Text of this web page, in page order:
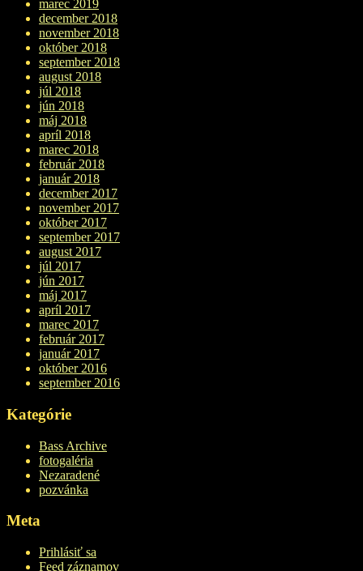
marec 2019
december 2018
november 2018
október 2018
september 2018
august 2018
júl 2018
jún 2018
máj 2018
apríl 2018
marec 2018
február 2018
január 2018
december 2017
november 2017
október 2017
september 2017
august 2017
júl 2017
jún 2017
máj 2017
apríl 2017
marec 2017
február 2017
január 2017
október 2016
september 2016
Kategórie
Bass Archive
fotogaléria
Nezaradené
pozvánka
Meta
Prihlásiť sa
Feed záznamov